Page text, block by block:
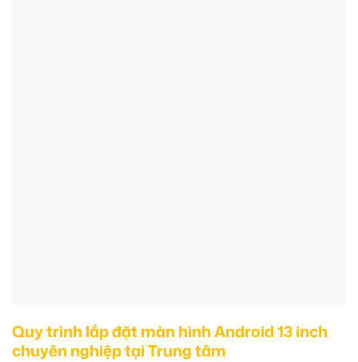
Quy trình lắp đặt màn hình Android 13 inch
chuyên nghiệp tại Trung tâm